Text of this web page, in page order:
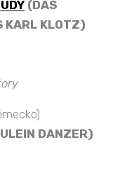
(DAS
KARL KLOTZ)
DANZER)